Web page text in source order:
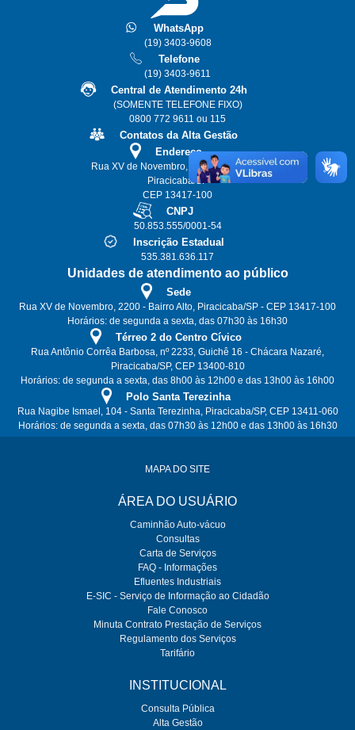
WhatsApp
(19) 3403-9608
Telefone
(19) 3403-9611
Central de Atendimento 24h
(SOMENTE TELEFONE FIXO)
0800 772 9611 ou 115
Contatos da Alta Gestão
Endereço
Rua XV de Novembro, 2200 - Bairro Alto
Piracicaba/SP
CEP 13417-100
CNPJ
50.853.555/0001-54
Inscrição Estadual
535.381.636.117
Unidades de atendimento ao público
Sede
Rua XV de Novembro, 2200 - Bairro Alto, Piracicaba/SP - CEP 13417-100
Horários: de segunda a sexta, das 07h30 às 16h30
Térreo 2 do Centro Cívico
Rua Antônio Corrêa Barbosa, nº 2233, Guichê 16 - Chácara Nazaré,
Piracicaba/SP, CEP 13400-810
Horários: de segunda a sexta, das 8h00 às 12h00 e das 13h00 às 16h00
Polo Santa Terezinha
Rua Nagibe Ismael, 104 - Santa Terezinha, Piracicaba/SP, CEP 13411-060
Horários: de segunda a sexta, das 07h30 às 12h00 e das 13h00 às 16h30
MAPA DO SITE
ÁREA DO USUÁRIO
Caminhão Auto-vácuo
Consultas
Carta de Serviços
FAQ - Informações
Efluentes Industriais
E-SIC - Serviço de Informação ao Cidadão
Fale Conosco
Minuta Contrato Prestação de Serviços
Regulamento dos Serviços
Tarifário
INSTITUCIONAL
Consulta Pública
Alta Gestão